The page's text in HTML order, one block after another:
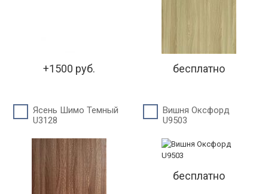
+1500 руб. бесплатно
Ясень Шимо Темный
U3128
Вишня Оксфорд
U9503
бесплатно